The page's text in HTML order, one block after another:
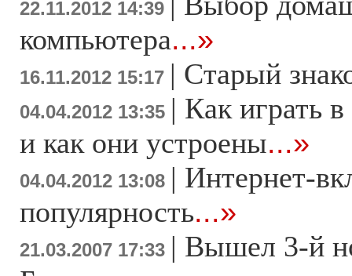
22.11.2012 14:39
компьютера...»
16.11.2012 15:17 | Старый
04.04.2012 13:35 | Как играть
и как они устроены...»
04.04.2012 13:08 | Интернет-
популярность...»
21.03.2007 17:33 | Вышел 3-й